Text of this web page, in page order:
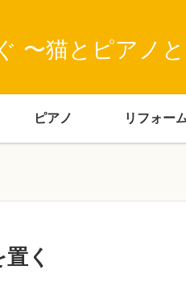
〜猫とピアノ
ピアノ リフォー
く